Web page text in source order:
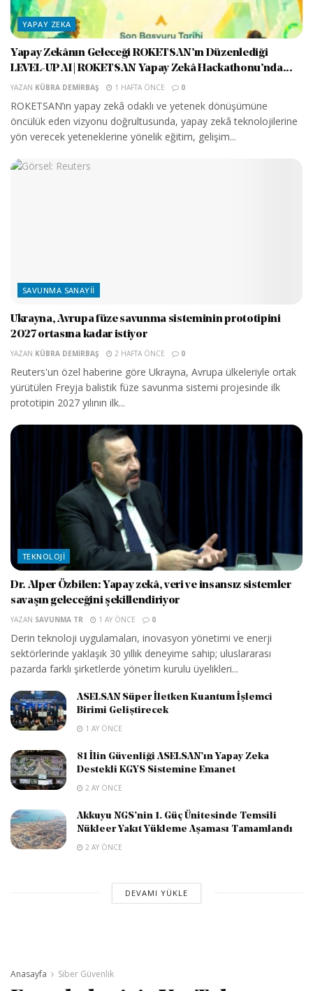
YAPAY ZEKA
Yapay Zekânın Geleceği ROKETSAN’ın Düzenlediği
LEVEL-UP AI | ROKETSAN Yapay Zekâ Hackathonu’nda...
YAZAN KÜBRA DEMIRBAŞ 1 HAFTA ÖNCE 0
ROKETSAN’ın yapay zekâ odaklı ve yetenek dönüşümüne
öncülük eden vizyonu doğrultusunda, yapay zekâ teknolojilerine
yön verecek yeteneklerine yönelik eğitim, gelişim...
SAVUNMA SANAYII
Ukrayna, Avrupa füze savunma sisteminin prototipini
2027 ortasına kadar istiyor
YAZAN KÜBRA DEMIRBAŞ 2 HAFTA ÖNCE 0
Reuters'un özel haberine göre Ukrayna, Avrupa ülkeleriyle ortak
yürütülen Freyja balistik füze savunma sistemi projesinde ilk
prototipin 2027 yılının ilk...
TEKNOLOJI
Dr. Alper Özbilen: Yapay zekâ, veri ve insansız sistemler
savaşın geleceğini şekillendiriyor
YAZAN SAVUNMA TR 1 AY ÖNCE 0
Derin teknoloji uygulamaları, inovasyon yönetimi ve enerji
sektörlerinde yaklaşık 30 yıllık deneyime sahip; uluslararası
pazarda farklı şirketlerde yönetim kurulu üyelikleri...
ASELSAN Süper İletken Kuantum İşlemci
Birimi Geliştirecek
1 AY ÖNCE
81 İlin Güvenliği ASELSAN’ın Yapay Zeka
Destekli KGYS Sistemine Emanet
2 AY ÖNCE
Akkuyu NGS’nin 1. Güç Ünitesinde Temsili
Nükleer Yakıt Yükleme Aşaması Tamamlandı
2 AY ÖNCE
DEVAMI YÜKLE
Anasayfa Siber Güvenlik